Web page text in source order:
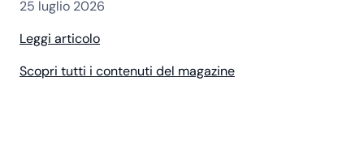
25 luglio 2026
Leggi articolo
Scopri tutti i contenuti del magazine